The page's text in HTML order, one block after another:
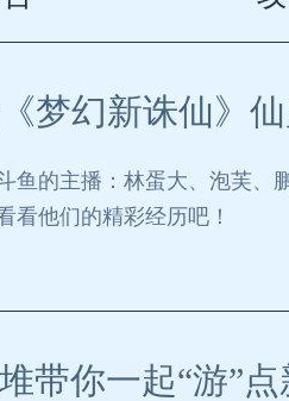
梦幻新诛仙》
的主播：林蛋大、泡芙、
看他们的精彩经历吧！
带你一起“游”